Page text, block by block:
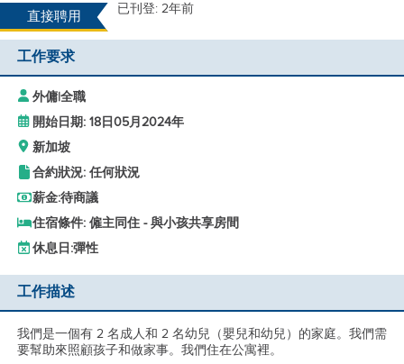
直接聘用
已刊登: 2年前
工作要求
外傭|全職
開始日期: 18日05月2024年
新加坡
合約狀況: 任何狀況
薪金:待商議
住宿條件: 僱主同住 - 與小孩共享房間
休息日:彈性
工作描述
我們是一個有 2 名成人和 2 名幼兒（嬰兒和幼兒）的家庭。我們需
要幫助來照顧孩子和做家事。我們住在公寓裡。